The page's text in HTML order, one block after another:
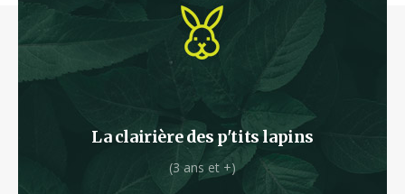
La clairière des p'tits lapins
(3 ans et +)
Dans ce premier parcours à partir de 3 ans, les
plus jeunes pourront déjà défier les lois de